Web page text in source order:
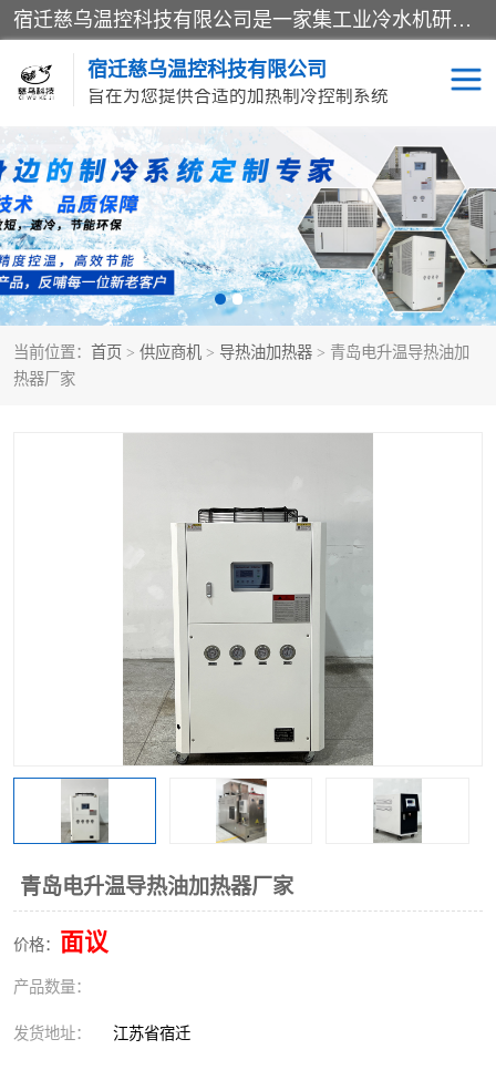
宿迁慈乌温控科技有限公司是一家集工业冷水机研发、制造、营销、服务于一体的技术生产型企业，经营范围包括：冷水机、螺杆式冷水机组、工业冷水机、水冷式冷水机、风冷式冷水机组、风冷螺杆式冷冻机组、冷冻机、注塑专用冷水机、混泥土专用冷水机、低温防爆冷水机组等。专业温控设备供应商 模温机/冷水机/导热油炉定制服务等
宿迁慈乌温控科技有限公司
旨在为您提供合适的加热制冷控制系统
当前位置： 首页 > 供应商机 > 导热油加热器 > 青岛电升温导热油加
热器厂家
青岛电升温导热油加热器厂家
价格： 面议
产品数量：
发货地址： 江苏省宿迁
冷水机 模温机
导热油加热器